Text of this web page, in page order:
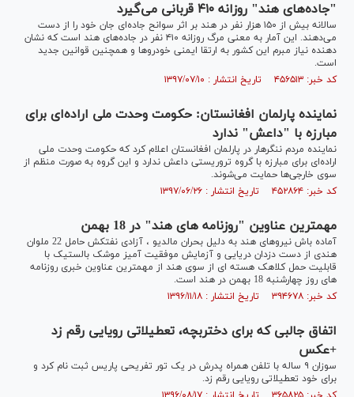
"جاده‌های هند" روزانه ۴۱۰ قربانی می‌گیرد
سالانه بیش از ۱۵۰ هزار نفر در هند بر اثر سوانح جاده‌ای جان خود را از دست
می‌دهند. این آمار به معنی مرگ روزانه ۴۱۰ نفر در جاده‌های هند است که نشان
دهنده نیاز مبرم این کشور به ارتقا ایمنی خودرو‌ها و همچنین قوانین جدید
است.
کد خبر: ۴۵۶۵۱۳ تاریخ انتشار : ۱۳۹۷/۰۷/۱۰
نماینده پارلمان افغانستان: حکومت وحدت ملی اراده‌ای برای
مبارزه با "داعش" ندارد
نماینده مردم ننگرهار در پارلمان افغانستان اعلام کرد که حکومت وحدت ملی
اراده‌ای برای مبارزه با گروه تروریستی داعش ندارد و این گروه به صورت منظم از
سوی خارجی‌ها حمایت می‌شوند.
کد خبر: ۴۵۲۸۶۴ تاریخ انتشار : ۱۳۹۷/۰۶/۲۶
مهمترین عناوین "روزنامه های هند" در 18 بهمن
آماده باش نیروهای هند به دلیل بحران مالدیو ، آزادی نفتکش حامل 22 ملوان
هندی از دست دزدان دریایی و آزمایش موفقیت آمیز موشک بالستیک با
قابلیت حمل کلاهک هسته ای از سوی هند از مهمترین عناوین خبری روزنامه
های روز چهارشنبه 18 بهمن در هند است.
کد خبر: ۳۹۴۶۷۸ تاریخ انتشار : ۱۳۹۶/۱۱/۱۸
اتفاق جالبی که برای دختربچه، تعطیلاتی رویایی رقم زد
+عکس
سوزان ۹ ساله با تلفن همراه پدرش در یک تور تفریحی پاریس ثبت نام کرد و
برای خود تعطیلاتی رویایی رقم زد.